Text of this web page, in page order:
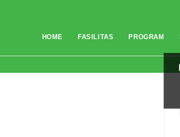
HOME FASILITAS PROGRAM